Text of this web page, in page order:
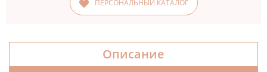
ПЕРСОНАЛЬНЫЙ КАТАЛОГ
Описание